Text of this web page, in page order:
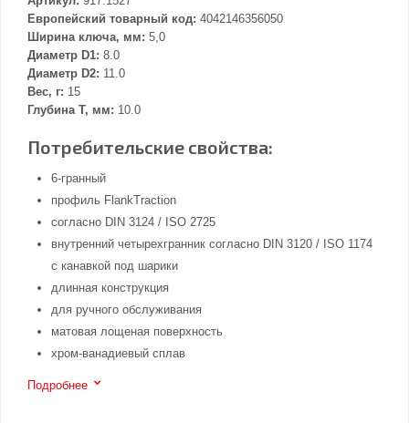
Европейский товарный код: 4042146356050
Ширина ключа, мм: 5,0
Диаметр D1: 8.0
Диаметр D2: 11.0
Вес, г: 15
Глубина Т, мм: 10.0
Потребительские свойства:
6-гранный
профиль FlankTraction
согласно DIN 3124 / ISO 2725
внутренний четырехгранник согласно DIN 3120 / ISO 1174
с канавкой под шарики
длинная конструкция
для ручного обслуживания
матовая лощеная поверхность
хром-ванадиевый сплав
Подробнее